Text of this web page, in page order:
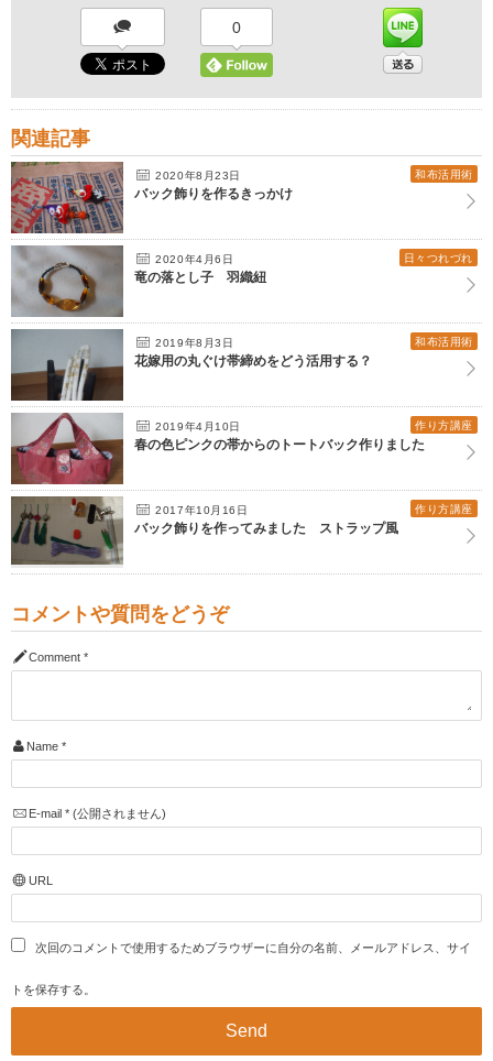
0
関連記事
2020年8月23日 和布活用術
バック飾りを作るきっかけ
2020年4月6日 日々つれづれ
竜の落とし子 羽織紐
2019年8月3日 和布活用術
花嫁用の丸ぐけ帯締めをどう活用する？
2019年4月10日 作り方講座
春の色ピンクの帯からのトートバック作りました
2017年10月16日 作り方講座
バック飾りを作ってみました ストラップ風
コメントや質問をどうぞ
Comment *
Name *
E-mail *(公開されません)
URL
次回のコメントで使用するためブラウザーに自分の名前、メールアドレス、サイ
トを保存する。